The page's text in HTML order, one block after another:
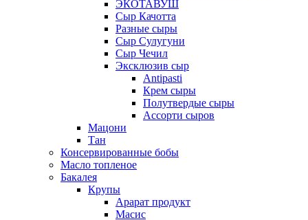
ЭКОТАВУШ
Сыр Качотта
Разные сыры
Сыр Сулугуни
Сыр Чечил
Эксклюзив сыр
Antipasti
Крем сыры
Полутвердые сыры
Ассорти сыров
Мацони
Тан
Консервированные бобы
Масло топленое
Бакалея
Крупы
Арарат продукт
Масис